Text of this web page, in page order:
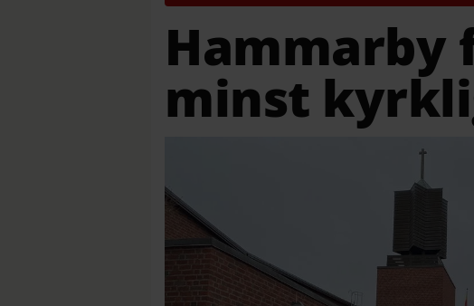
Hammarby
minst